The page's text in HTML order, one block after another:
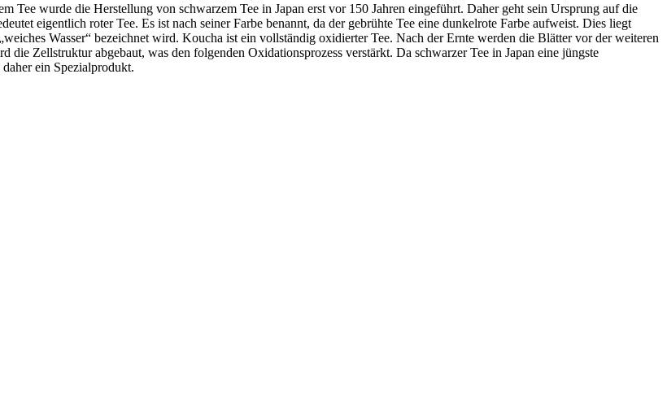
Tee wurde die Herstellung von schwarzem Tee in Japan erst vor 150 Jahren eingeführt. Daher geht sein Ursprung auf die
eigentlich roter Tee. Es ist nach seiner Farbe benannt, da der gebrühte Tee eine dunkelrote Farbe aufweist. Dies liegt
Wasser“ bezeichnet wird. Koucha ist ein vollständig oxidierter Tee. Nach der Ernte werden die Blätter vor der weiteren
Zellstruktur abgebaut, was den folgenden Oxidationsprozess verstärkt. Da schwarzer Tee in Japan eine jüngste
ein Spezialprodukt.